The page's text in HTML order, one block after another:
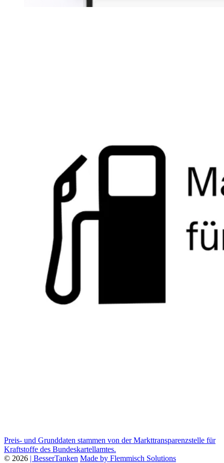
Preis- und Grunddaten stammen von der Markttransparenzstelle für
Kraftstoffe des Bundeskartellamtes.
© 2026 | BesserTanken Made by Flemmisch Solutions